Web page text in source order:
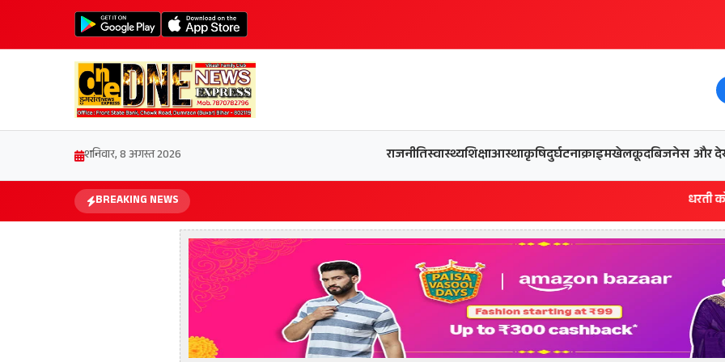
शनिवार, 8 अगस्त 2026 राजनीतिस्वास्थ्यशिक्षाआस्थाकृषिदुर्घटनाक्राइमखेलकूदबिजनेसऔर
BREAKING NEWS धरती को बचाने एवं